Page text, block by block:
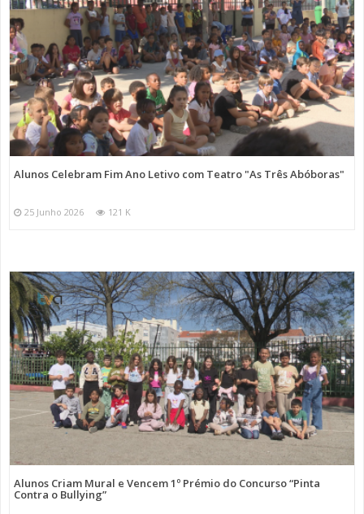
Alunos Celebram Fim Ano Letivo com Teatro "As Três Abóboras"
25 Junho 2026 121 K
Alunos Criam Mural e Vencem 1º Prémio do Concurso “Pinta
Contra o Bullying”